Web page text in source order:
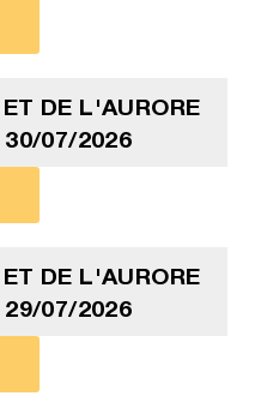
DE L'AURORE
30/07/2026
DE L'AURORE
29/07/2026